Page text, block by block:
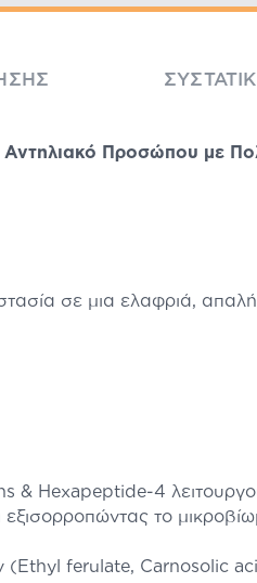
Προσώπου με
σε μια ελαφριά,
& Hexapeptide-4
εξισορροπώντας το
(Ethyl ferulate, Carnosolic